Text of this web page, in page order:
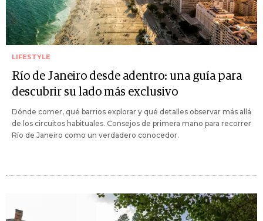
LIFESTYLE
Río de Janeiro desde adentro: una guía para
descubrir su lado más exclusivo
Dónde comer, qué barrios explorar y qué detalles observar más allá
de los circuitos habituales. Consejos de primera mano para recorrer
Río de Janeiro como un verdadero conocedor.